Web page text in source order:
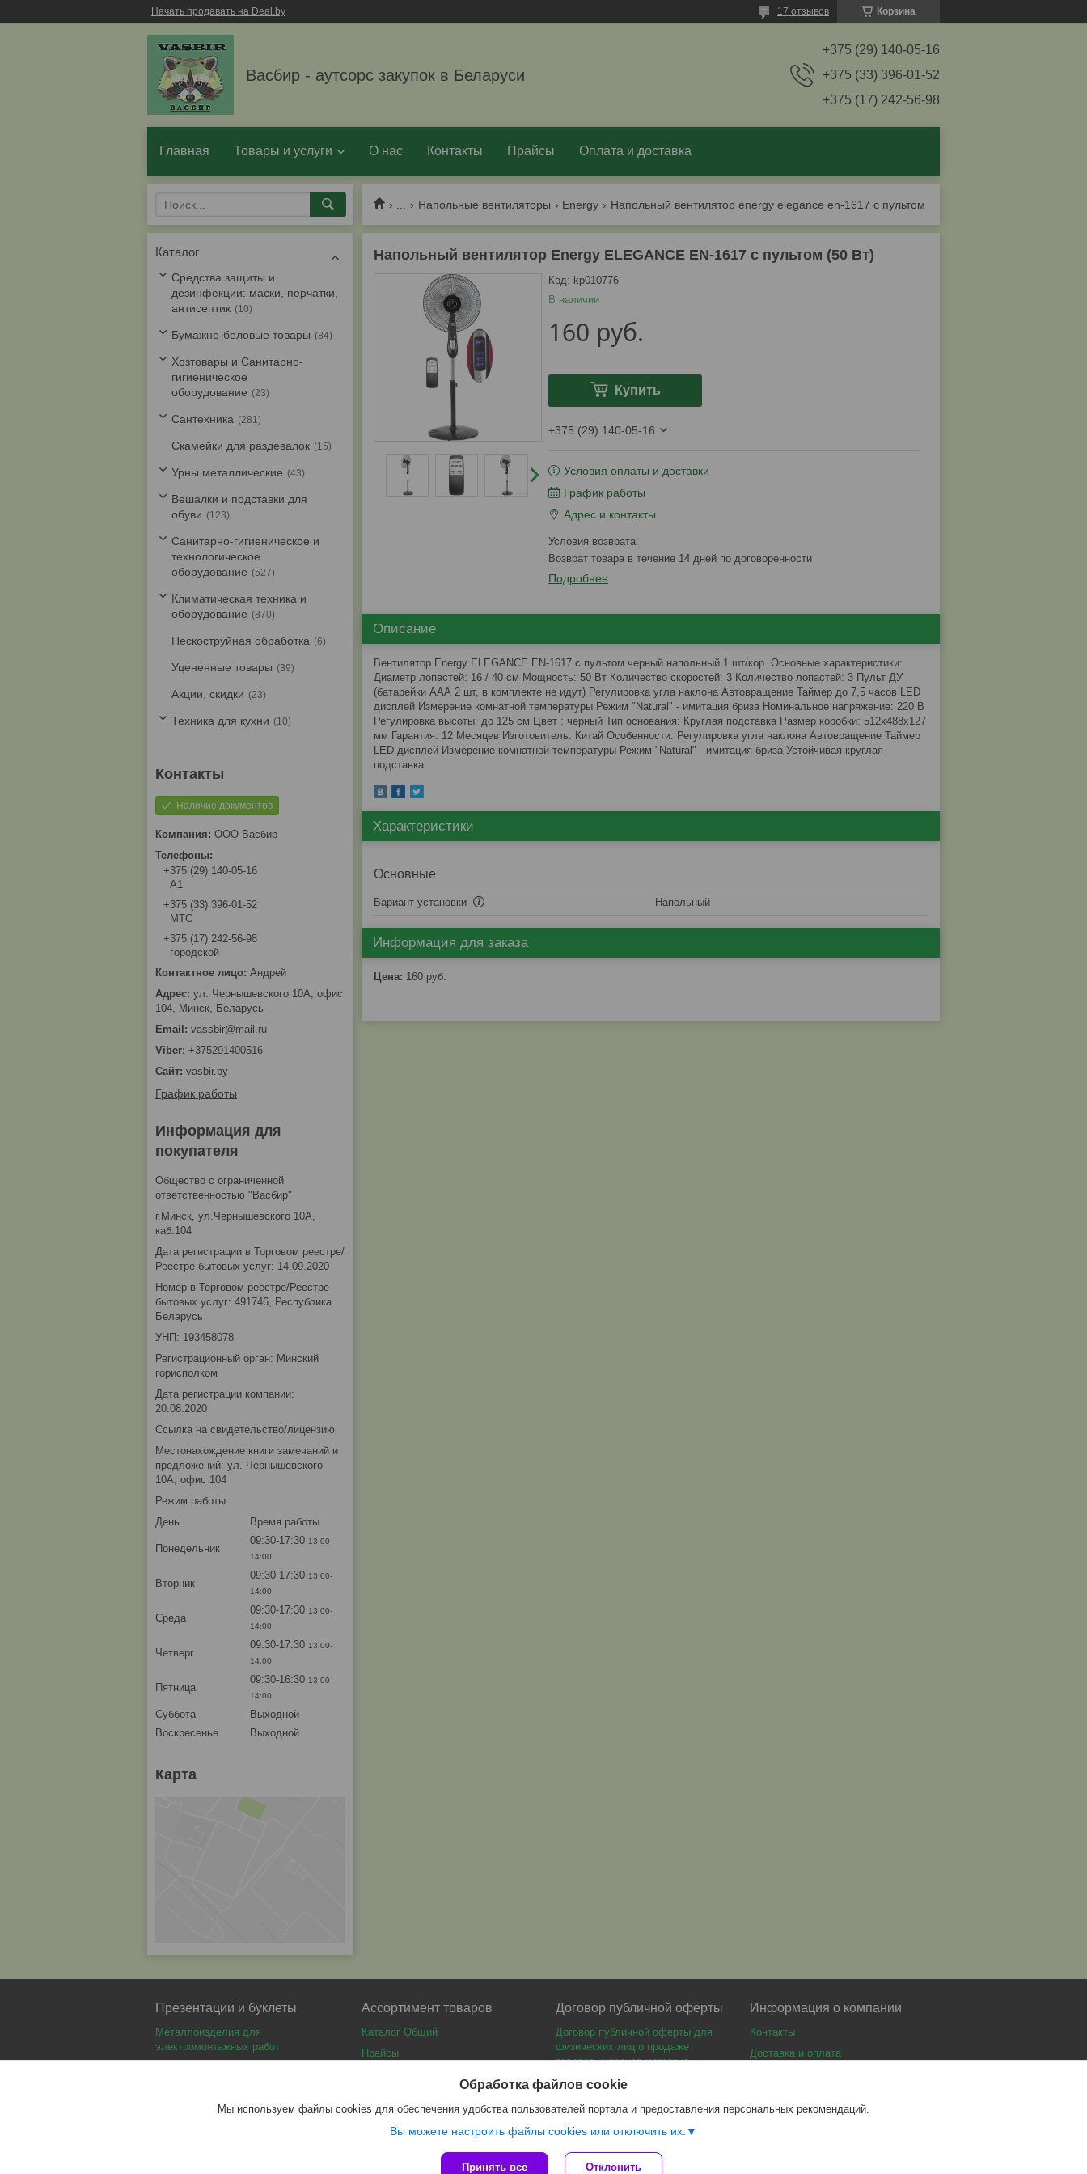
Начать продавать на Deal.by Корзина
17 отзывов
Васбир - аутсорс закупок в Беларуси
+375 (29) 140-05-16
+375 (33) 396-01-52
+375 (17) 242-56-98
Главная Товары и услуги О нас Контакты Прайсы Оплата и доставка
Напольные вентиляторы Energy
Напольный вентилятор Energy ELEGANCE EN-1617 с пультом (50 Вт)
В наличии
Код: kp010776
160 руб.
Купить
+375 (29) 140-05-16
Условия оплаты и доставки
График работы
Адрес и контакты
возврат товара в течение 14 дней по договоренности
Подробнее
Описание
Вентилятор Energy ELEGANCE EN-1617 с пультом черный напольный 1 шт/кор. Основные характеристики:
Диаметр лопастей: 16 / 40 см Мощность: 50 Вт Количество скоростей: 3 Количество лопастей: 3 Пульт ДУ
(батарейки ААА 2 шт, в комплекте не идут) Регулировка угла наклона Автовращение Таймер до 7,5 часов LED
дисплей Измерение комнатной температуры Режим "Natural" - имитация бриза Номинальное напряжение: 220 В
Регулировка высоты: до 125 см Цвет : черный Тип основания: Круглая подставка Размер коробки: 512х488х127
мм Гарантия: 12 Месяцев Изготовитель: Китай Особенности: Регулировка угла наклона Автовращение Таймер
LED дисплей Измерение комнатной температуры Режим "Natural" - имитация бриза Устойчивая круглая
подставка
Характеристики
Основные
Вариант установки Напольный
Информация для заказа
Цена: 160 руб.
Каталог
Средства защиты и
дезинфекции: маски, перчатки,
антисептик
10
Бумажно-беловые товары 84
Хозтовары и Санитарно-
гигиеническое
оборудование
23
Cантехника 281
Скамейки для раздевалок 15
Урны металлические 43
Вешалки и подставки для
обуви
123
Санитарно-гигиеническое и
технологическое
оборудование
527
Климатическая техника и
оборудование
870
Пескоструйная обработка 6
Уцененные товары 39
Акции, скидки 23
Техника для кухни 10
Наличие документов
ООО Васбир
+375 (29) 140-05-16
A1
+375 (33) 396-01-52
МТС
+375 (17) 242-56-98
городской
Андрей
ул. Чернышевского 10А, офис
104, Минск, Беларусь
vassbir@mail.ru
+375291400516
vasbir.by
График работы
Информация для
покупателя
Общество с ограниченной
ответственностью "Васбир"
г.Минск, ул.Чернышевского 10А,
каб.104
Дата регистрации в Торговом реестре/
Реестре бытовых услуг: 14.09.2020
Номер в Торговом реестре/Реестре
бытовых услуг: 491746, Республика
Беларусь
УНП: 193458078
Регистрационный орган: Минский
горисполком
Дата регистрации компании:
20.08.2020
Ссылка на свидетельство/лицензию
Местонахождение книги замечаний и
предложений: ул. Чернышевского
10А, офис 104
Режим работы:
День
Время работы
Понедельник
09:30-17:30 13:00-
14:00
Вторник
09:30-17:30 13:00-
14:00
Среда
09:30-17:30 13:00-
14:00
Четверг
09:30-17:30 13:00-
14:00
Пятница
09:30-16:30 13:00-
14:00
Суббота
Выходной
Воскресенье
Выходной
Карта
Презентации и буклеты
Металлоизделия для
электромонтажных работ
Аккумуляторные батареи Security
Ассортимент товаров
Каталог Общий
Прайсы
Договор публичной оферты
Договор публичной оферты для
физических лиц о продаже
товаров интернет-магазина
Информация о компании
Контакты
Доставка и оплата
Сайт создан на платформе Deal.by
Обработка файлов cookie
Мы используем файлы cookies для обеспечения удобства пользователей портала и предоставления персональных рекомендаций.
Вы можете настроить файлы cookies или отключить их.
Принять все Отклонить